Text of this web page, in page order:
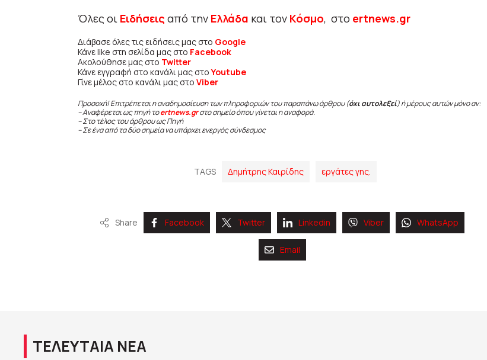
Όλες οι Ειδήσεις από την Ελλάδα και τον Κόσμο, στο ertnews.gr
Διάβασε όλες τις ειδήσεις μας στο Google
Κάνε like στη σελίδα μας στο Facebook
Ακολούθησε μας στο Twitter
Κάνε εγγραφή στο κανάλι μας στοYoutube
Γίνε μέλος στο κανάλι μας στο Viber
Προσοχή! Επιτρέπεται η αναδημοσίευση των πληροφοριών του παραπάνω άρθρου (όχι αυτολεξεί) ή μέρους αυτών μόνο αν:
– Αναφέρεται ως πηγή τοertnews.gr στο σημείο όπου γίνεται η αναφορά.
– Στο τέλος του άρθρου ως Πηγή
– Σε ένα από τα δύο σημεία να υπάρχει ενεργός σύνδεσμος
TAGS Δημήτρης Καιρίδης εργάτες γης.
Share Facebook Twitter Linkedin Viber WhatsApp
Email
ΤΕΛΕΥΤΑΙΑ ΝΕΑ